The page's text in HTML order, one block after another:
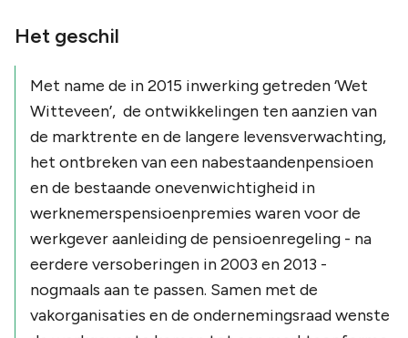
Het geschil
Met name de in 2015 inwerking getreden ‘Wet
Witteveen’, de ontwikkelingen ten aanzien van
de marktrente en de langere levensverwachting,
het ontbreken van een nabestaandenpensioen
en de bestaande onevenwichtigheid in
werknemerspensioenpremies waren voor de
werkgever aanleiding de pensioenregeling - na
eerdere versoberingen in 2003 en 2013 -
nogmaals aan te passen. Samen met de
vakorganisaties en de ondernemingsraad wenste